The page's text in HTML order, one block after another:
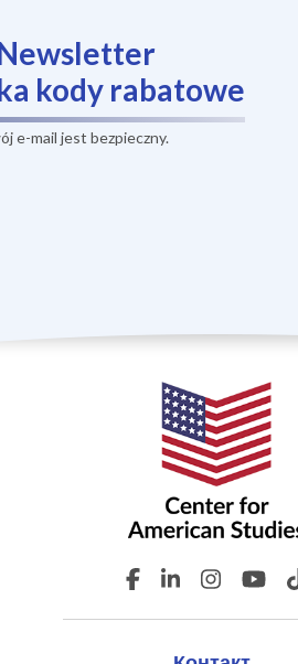
kody rabatowe
e-mail jest bezpieczny.